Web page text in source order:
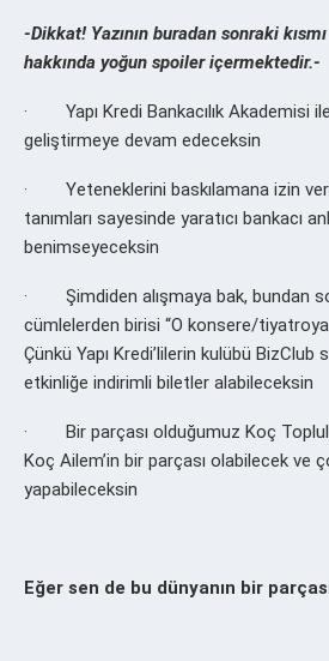
-Dikkat! Yazının buradan sonraki
hakkında yoğun spoiler içermektedir.-
· Yapı Kredi Bankacılık Akademisi
geliştirmeye devam edeceksin
· Yeteneklerini baskılamana izin
tanımları sayesinde yaratıcı bankacı
benimseyeceksin
· Şimdiden alışmaya bak, bundan
cümlelerden birisi “O konsere/
Çünkü Yapı Kredi’lilerin kulübü BizClub
etkinliğe indirimli biletler alabileceksin
· Bir parçası olduğumuz Koç
Koç Ailem’in bir parçası olabilecek ve
yapabileceksin
Eğer sen de bu dünyanın bir